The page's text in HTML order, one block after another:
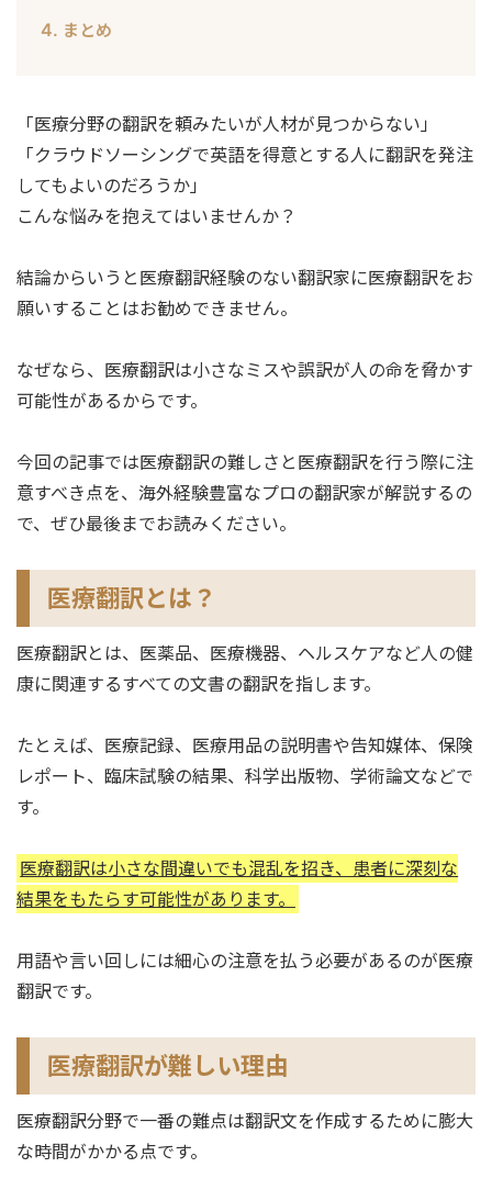
まとめ
「医療分野の翻訳を頼みたいが人材が見つからない」
「クラウドソーシングで英語を得意とする人に翻訳を発注
してもよいのだろうか」
こんな悩みを抱えてはいませんか？
結論からいうと医療翻訳経験のない翻訳家に医療翻訳をお
願いすることはお勧めできません。
なぜなら、医療翻訳は小さなミスや誤訳が人の命を脅かす
可能性があるからです。
今回の記事では医療翻訳の難しさと医療翻訳を行う際に注
意すべき点を、海外経験豊富なプロの翻訳家が解説するの
で、ぜひ最後までお読みください。
医療翻訳とは？
医療翻訳とは、医薬品、医療機器、ヘルスケアなど人の健
康に関連するすべての文書の翻訳を指します。
たとえば、医療記録、医療用品の説明書や告知媒体、保険
レポート、臨床試験の結果、科学出版物、学術論文などで
す。
医療翻訳は小さな間違いでも混乱を招き、患者に深刻な
結果をもたらす可能性があります。
用語や言い回しには細心の注意を払う必要があるのが医療
翻訳です。
医療翻訳が難しい理由
医療翻訳分野で一番の難点は翻訳文を作成するために膨大
な時間がかかる点です。